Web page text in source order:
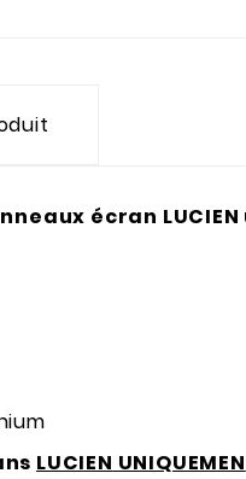
écran
LUCIEN UNIQUEMEN